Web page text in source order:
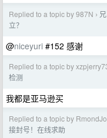
Replied to a topic by 987N ›
立？
@niceyuri #152 感谢
Replied to a topic by
检测
我都是亚马逊买
Replied to a topic by
接封号！在线求助